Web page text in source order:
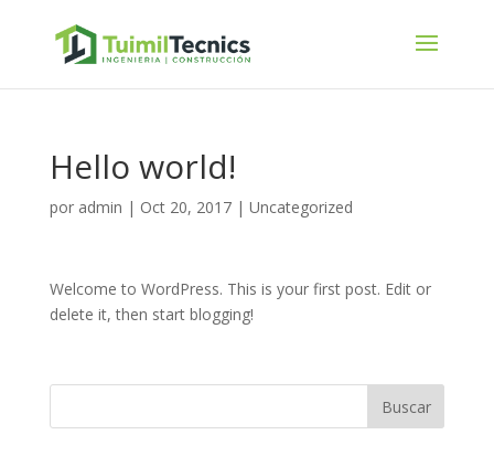
Hello world!
por admin | Oct 20, 2017| Uncategorized
Welcome to WordPress. This is your first post. Edit or
delete it, then start blogging!